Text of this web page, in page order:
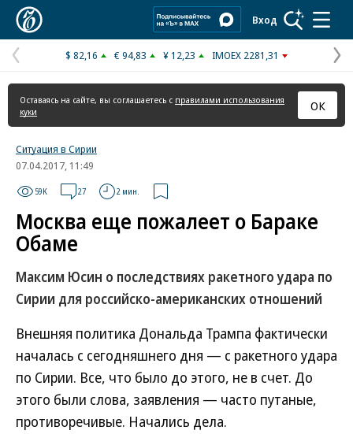
Вход
Предыдущая
страница
$ 82,16 € 94,83 ¥ 12,23 IMOEX 2281,31
Оставаясь на сайте, вы соглашаетесь с правилами использования
куки
ОК
Ситуация в Сирии
07.04.2017, 11:49
59K 27 2 мин.
Москва еще пожалеет о Бараке
Обаме
Максим Юсин о последствиях ракетного удара по
Сирии для российско-американских отношений
Внешняя политика Дональда Трампа фактически
началась с сегодняшнего дня — с ракетного удара
по Сирии. Все, что было до этого, не в счет. До
этого были слова, заявления — часто путаные,
противоречивые. Начались дела.